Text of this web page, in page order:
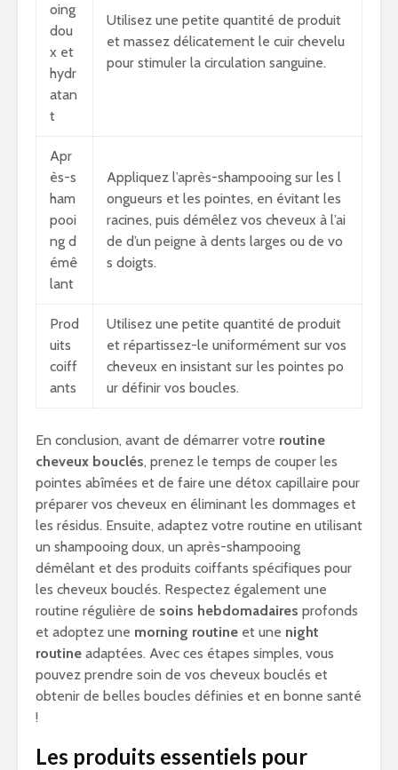
oing
dou
x et
hydr
atan
t
Utilisez une petite quantité de produit
et massez délicatement le cuir chevelu
pour stimuler la circulation sanguine.
Apr
ès-s
ham
pooi
ng d
émê
lant
Appliquez l’après-shampooing sur les l
ongueurs et les pointes, en évitant les
racines, puis démêlez vos cheveux à l’ai
de d’un peigne à dents larges ou de vo
s doigts.
Prod
uits
coiff
ants
Utilisez une petite quantité de produit
et répartissez-le uniformément sur vos
cheveux en insistant sur les pointes po
ur définir vos boucles.
En conclusion, avant de démarrer votre routine
cheveux bouclés, prenez le temps de couper les
pointes abîmées et de faire une détox capillaire pour
préparer vos cheveux en éliminant les dommages et
les résidus. Ensuite, adaptez votre routine en utilisant
un shampooing doux, un après-shampooing
démêlant et des produits coiffants spécifiques pour
les cheveux bouclés. Respectez également une
routine régulière de soins hebdomadaires profonds
et adoptez une morning routine et une night
routine adaptées. Avec ces étapes simples, vous
pouvez prendre soin de vos cheveux bouclés et
obtenir de belles boucles définies et en bonne santé
!
Les produits essentiels pour